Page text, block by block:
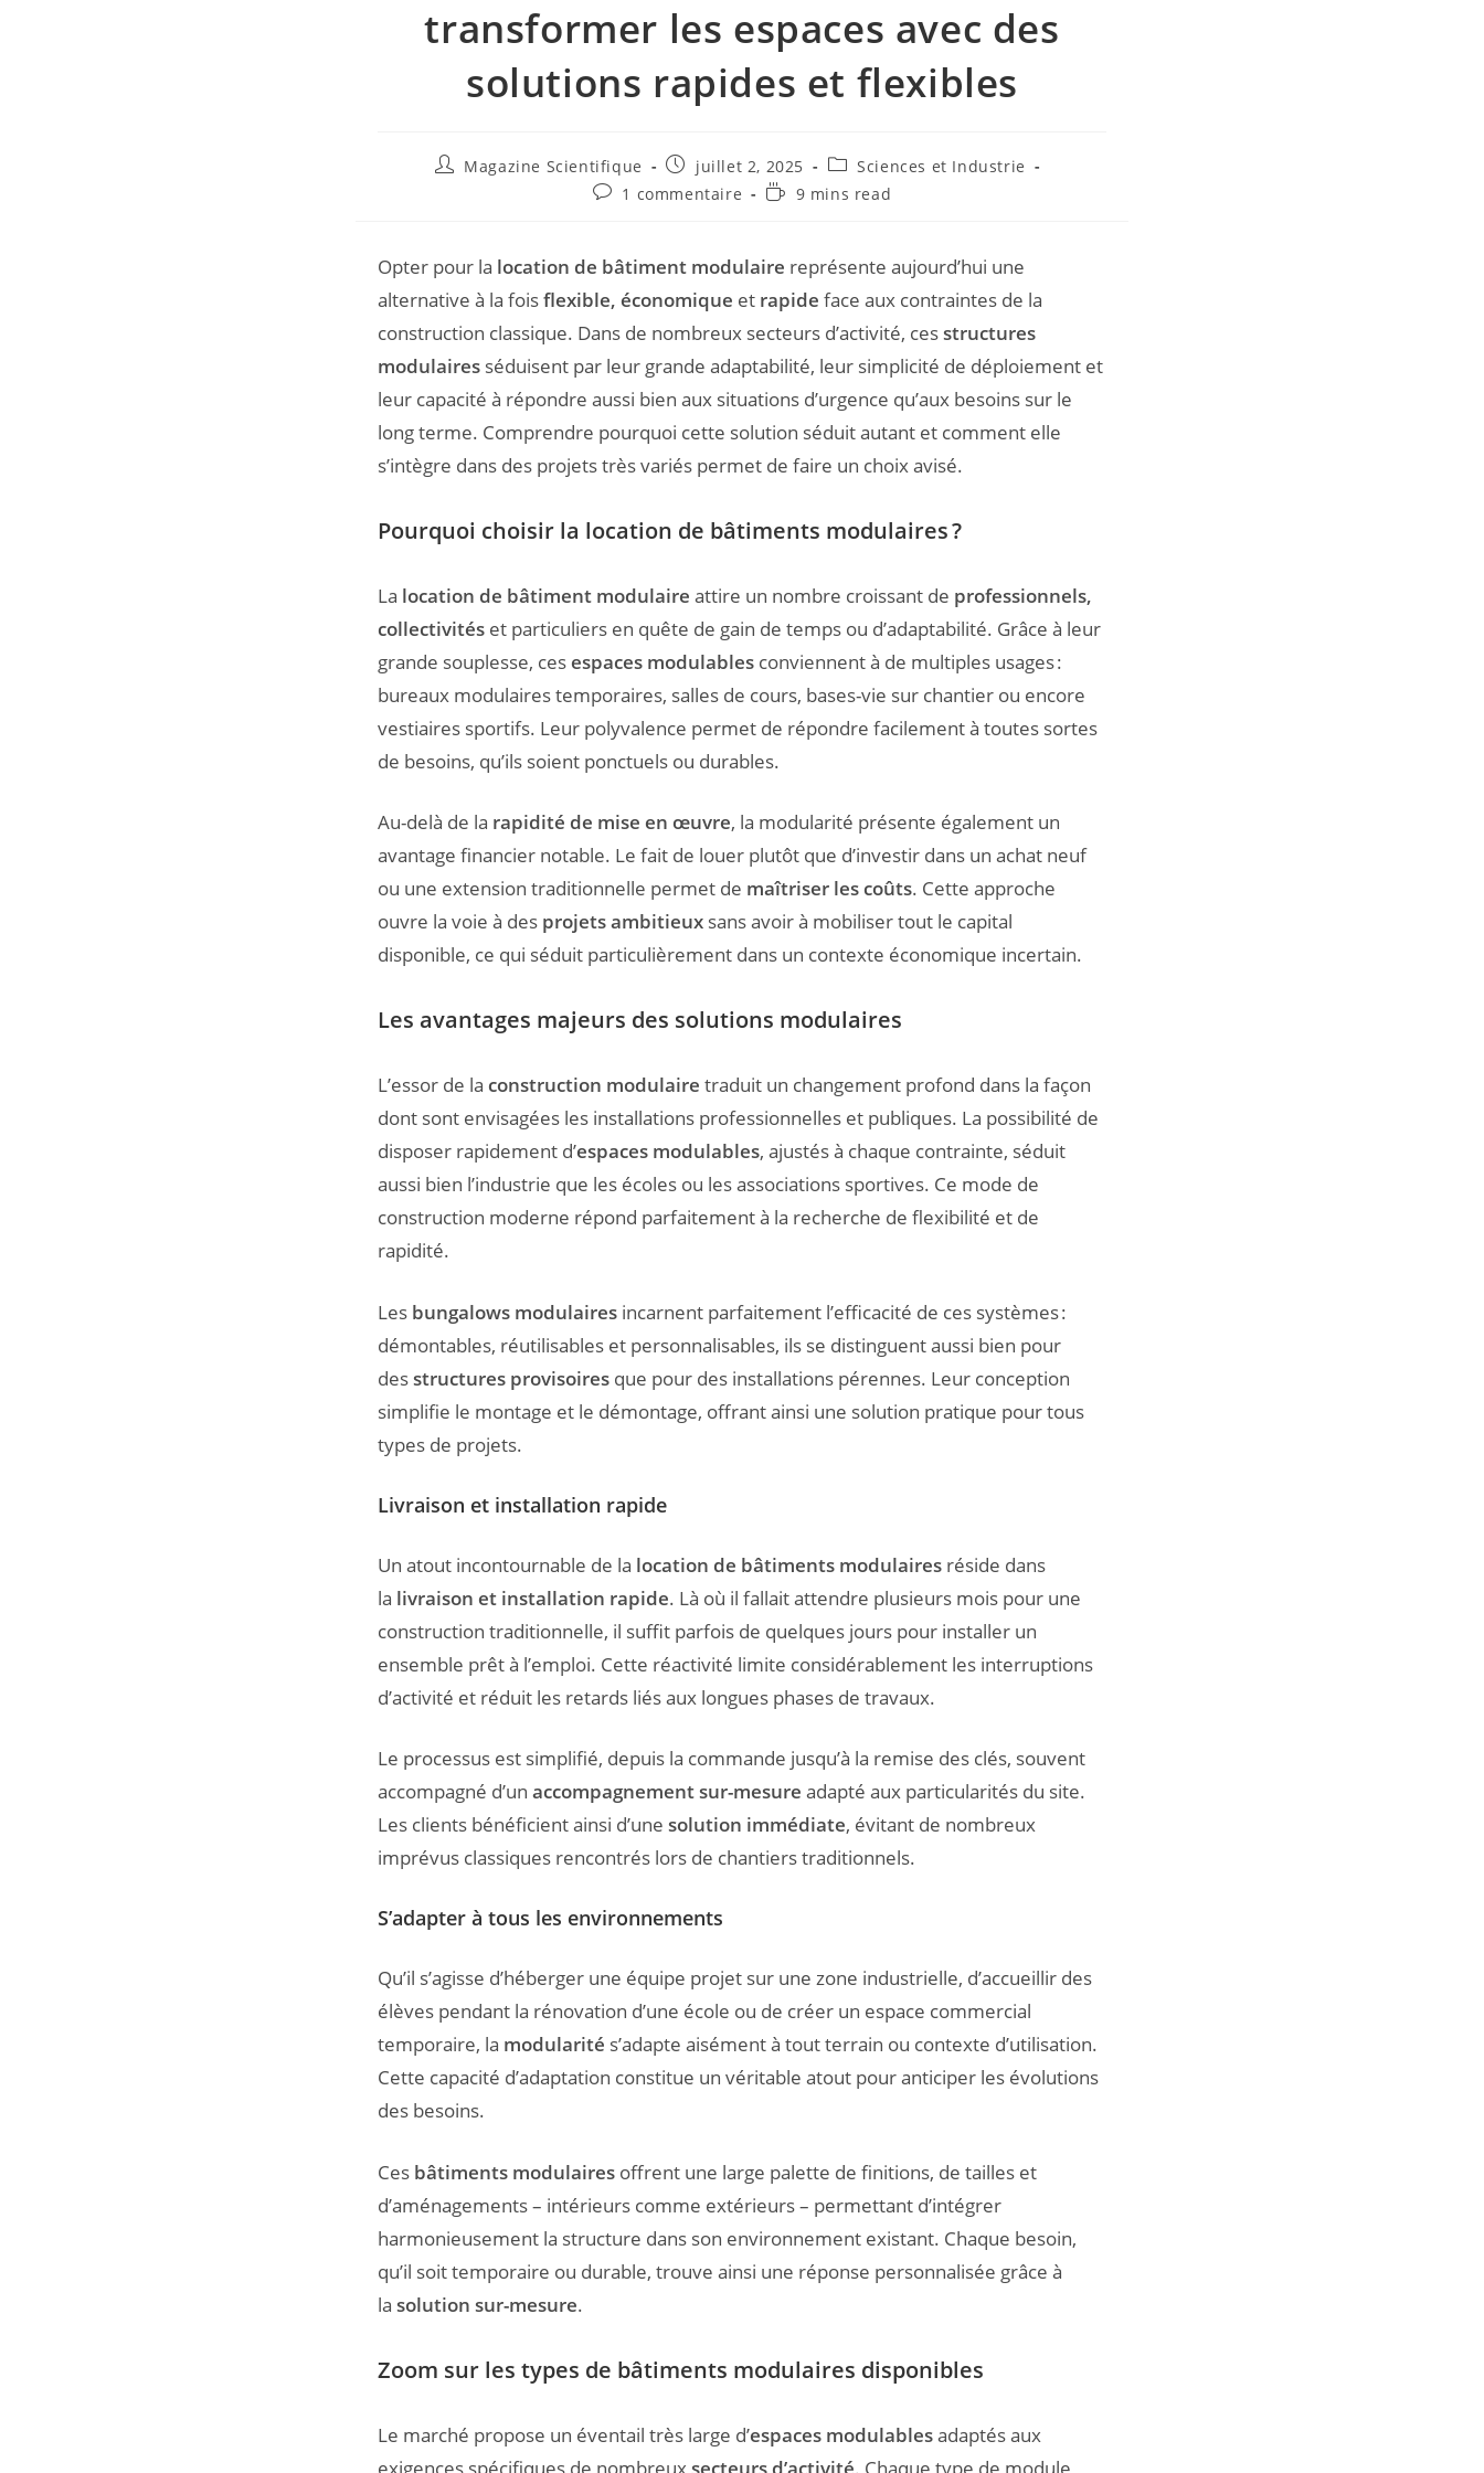
transformer les espaces avec des
solutions rapides et flexibles
Magazine Scientifique juillet 2, 2025
Sciences et Industrie
1 commentaire
9 mins read
Opter pour la location de bâtiment modulaire représente aujourd’hui une
alternative à la foisflexible, économique et rapide face aux contraintes de la
construction classique. Dans de nombreux secteurs d’activité, cesstructures
modulaires séduisent par leur grande adaptabilité, leur simplicité de déploiement et
leur capacité à répondre aussi bien aux situations d’urgence qu’aux besoins sur le
long terme. Comprendre pourquoi cette solution séduit autant et comment elle
s’intègre dans des projets très variés permet de faire un choix avisé.
Pourquoi choisir la location de bâtiments modulaires ?
La location de bâtiment modulaire attire un nombre croissant de professionnels,
collectivités et particuliers en quête de gain de temps ou d’adaptabilité. Grâce à leur
grande souplesse, cesespaces modulables conviennent à de multiples usages :
bureaux modulaires temporaires, salles de cours, bases-vie sur chantier ou encore
vestiaires sportifs. Leur polyvalence permet de répondre facilement à toutes sortes
de besoins, qu’ils soient ponctuels ou durables.
Au-delà de la rapidité de mise en œuvre, la modularité présente également un
avantage financier notable. Le fait de louer plutôt que d’investir dans un achat neuf
ou une extension traditionnelle permet de maîtriser les coûts. Cette approche
ouvre la voie à des projets ambitieux sans avoir à mobiliser tout le capital
disponible, ce qui séduit particulièrement dans un contexte économique incertain.
Les avantages majeurs des solutions modulaires
L’essor de la construction modulaire traduit un changement profond dans la façon
dont sont envisagées les installations professionnelles et publiques. La possibilité de
disposer rapidement d’espaces modulables, ajustés à chaque contrainte, séduit
aussi bien l’industrie que les écoles ou les associations sportives. Ce mode de
construction moderne répond parfaitement à la recherche de flexibilité et de
rapidité.
Les bungalows modulaires incarnent parfaitement l’efficacité de ces systèmes :
démontables, réutilisables et personnalisables, ils se distinguent aussi bien pour
desstructures provisoires que pour des installations pérennes. Leur conception
simplifie le montage et le démontage, offrant ainsi une solution pratique pour tous
types de projets.
Livraison et installation rapide
Un atout incontournable de la location de bâtiments modulaires réside dans
la livraison et installation rapide. Là où il fallait attendre plusieurs mois pour une
construction traditionnelle, il suffit parfois de quelques jours pour installer un
ensemble prêt à l’emploi. Cette réactivité limite considérablement les interruptions
d’activité et réduit les retards liés aux longues phases de travaux.
Le processus est simplifié, depuis la commande jusqu’à la remise des clés, souvent
accompagné d’un accompagnement sur-mesure adapté aux particularités du site.
Les clients bénéficient ainsi d’une solution immédiate, évitant de nombreux
imprévus classiques rencontrés lors de chantiers traditionnels.
S’adapter à tous les environnements
Qu’il s’agisse d’héberger une équipe projet sur une zone industrielle, d’accueillir des
élèves pendant la rénovation d’une école ou de créer un espace commercial
temporaire, la modularité s’adapte aisément à tout terrain ou contexte d’utilisation.
Cette capacité d’adaptation constitue un véritable atout pour anticiper les évolutions
des besoins.
Ces bâtiments modulaires offrent une large palette de finitions, de tailles et
d’aménagements – intérieurs comme extérieurs – permettant d’intégrer
harmonieusement la structure dans son environnement existant. Chaque besoin,
qu’il soit temporaire ou durable, trouve ainsi une réponse personnalisée grâce à
la solution sur-mesure.
Zoom sur les types de bâtiments modulaires disponibles
Le marché propose un éventail très large d’espaces modulablesadaptés aux
exigences spécifiques de nombreux secteurs d’activité. Chaque type de module